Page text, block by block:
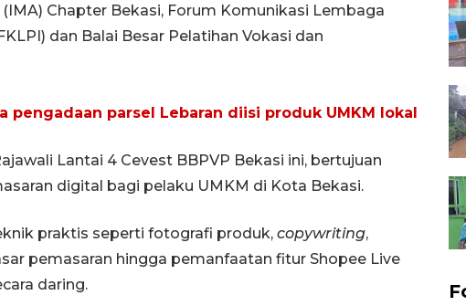
Chapter Bekasi, Forum Komunikasi Lembaga
dan Balai Besar Pelatihan Vokasi dan
pengadaan parsel Lebaran diisi produk UMKM lokal
Lantai 4 Cevest BBPVP Bekasi ini, bertujuan
digital bagi pelaku UMKM di Kota Bekasi.
praktis seperti fotografi produk, copywriting,
pemasaran hingga pemanfaatan fitur Shopee Live
daring.